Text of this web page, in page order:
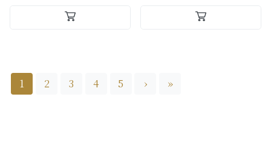
1 2 3 4 5 › »